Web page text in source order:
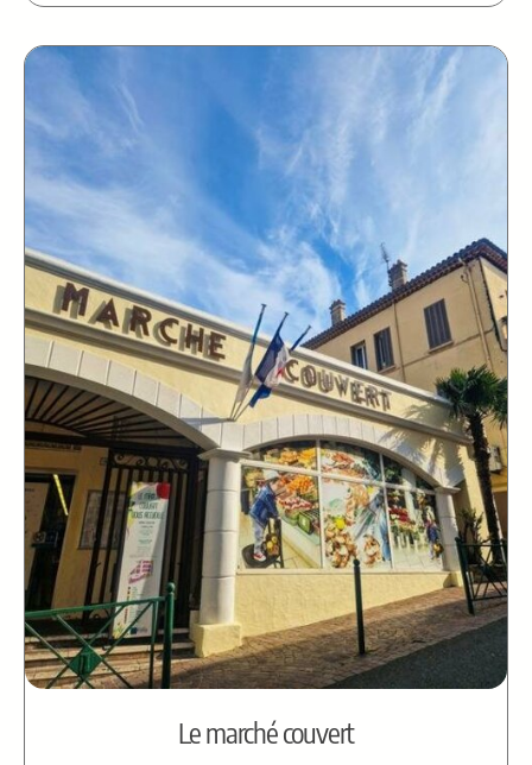
Le marché couvert